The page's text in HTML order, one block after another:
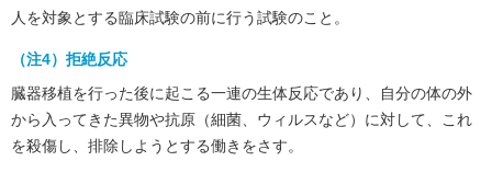
人を対象とする臨床試験の前に行う試験のこと。
（注4）拒絶反応
臓器移植を行った後に起こる一連の生体反応であり、自分の体の外
から入ってきた異物や抗原（細菌、ウィルスなど）に対して、これ
を殺傷し、排除しようとする働きをさす。